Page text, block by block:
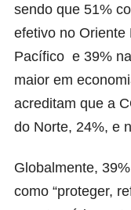
sendo que 51%
efetivo no Oriente
Pacífico e 39%
maior em
acreditam que a
do Norte, 24%, e
Globalmente,
como “proteger,